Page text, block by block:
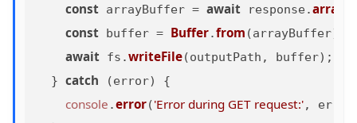
const arrayBuffer = await response.
const buffer = Buffer.from (arrayBuffer);
await fs.writeFile(outputPath, buffer);
  }
catch (error) {
console .error('Error during GET request:',